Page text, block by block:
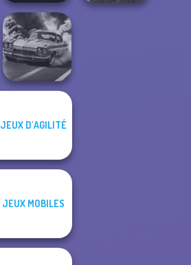
Cyber Highway
Escape
JEUX D'AGILITÉ
JEUX MOBILES